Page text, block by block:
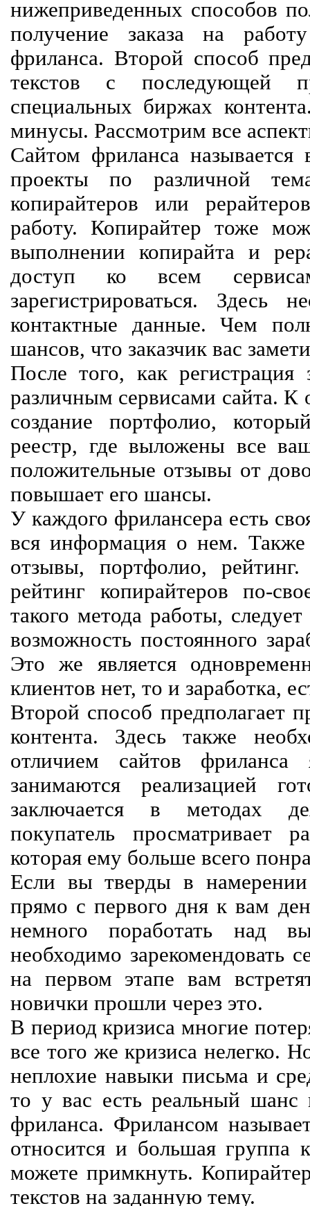
нижеприведенных способов
получение заказа на
фриланса. Второй способ
текстов с последующей
специальных биржах
минусы. Рассмотрим все
Сайтом фриланса называется
проекты по различной
копирайтеров или
работу. Копирайтер тоже
выполнении копирайта и
доступ ко всем
зарегистрироваться. Здесь
контактные данные. Чем
шансов, что заказчик вас
После того, как регистрация
различным сервисами сайта. К
создание портфолио,
реестр, где выложены все
положительные отзывы от
повышает его шансы.
У каждого фрилансера есть
вся информация о нем. Также
отзывы, портфолио,
рейтинг копирайтеров по-
такого метода работы,
возможность постоянного
Это же является
клиентов нет, то и заработка,
Второй способ предполагает
контента. Здесь также
отличием сайтов
занимаются реализацией
заключается в методах
покупатель просматривает
которая ему больше всего
Если вы тверды в
прямо с первого дня к вам
немного поработать над
необходимо зарекомендовать
на первом этапе вам
новички прошли через это.
В период кризиса многие
все того же кризиса нелегко.
неплохие навыки письма и
то у вас есть реальный шанс
фриланса. Фрилансом
относится и большая группа
можете примкнуть.
текстов на заданную тему.